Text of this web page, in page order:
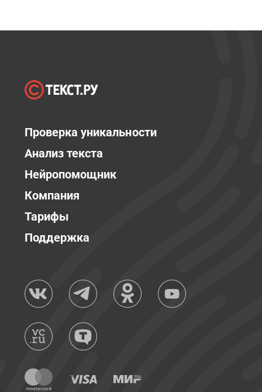
Проверка уникальности
Анализ текста
Нейропомощник
Компания
Тарифы
Поддержка